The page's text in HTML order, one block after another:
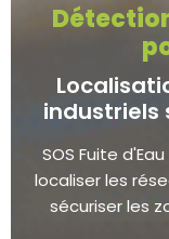
industriels
SOS Fuite
localiser les
sécuriser les